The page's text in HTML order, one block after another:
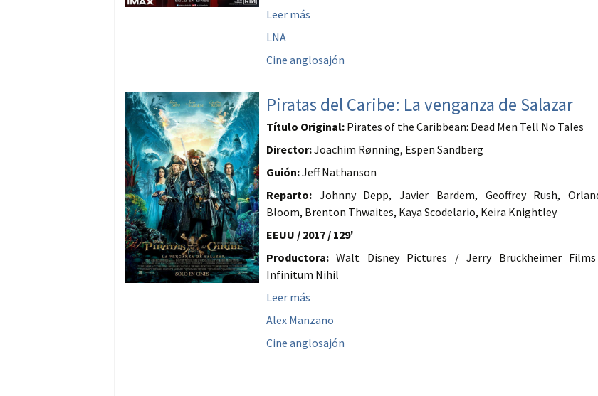
Leer más
LNA
Cine anglosajón
Piratas del Caribe: La venganza de Salazar
Título Original: Pirates of the Caribbean: Dead Men Tell No Tales
Director:Joachim Rønning, Espen Sandberg
Guión:Jeff Nathanson
Reparto: Johnny Depp, Javier Bardem, Geoffrey Rush,
Bloom, Brenton Thwaites, Kaya Scodelario, Keira Knightley
EEUU / 2017 / 129'
Productora: Walt Disney Pictures / Jerry Bruckheimer
Infinitum Nihil
Leer más
Alex Manzano
Cine anglosajón